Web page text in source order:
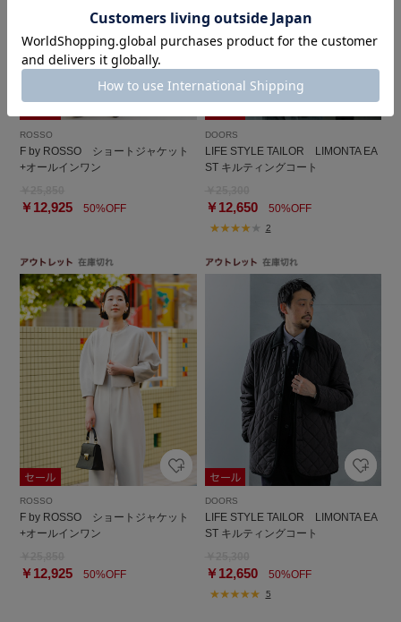
ROSSO
F by ROSSO ショートジャケット
+オールインワン
￥12,925 50%OFF
DOORS
LIFE STYLE TAILOR LIMONTA EA
ST キルティングコート
￥12,65050%OFF
2
ROSSO
F by ROSSO ショートジャケット
+オールインワン
￥12,925 50%OFF
DOORS
LIFE STYLE TAILOR LIMONTA EA
ST キルティングコート
￥12,65050%OFF
5